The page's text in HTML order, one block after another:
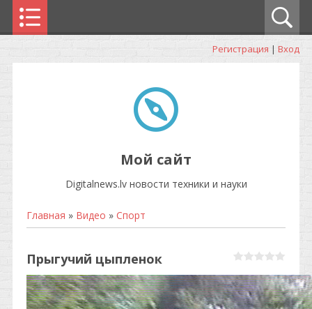
Регистрация | Вход
Мой сайт
Digitalnews.lv новости техники и науки
Главная » Видео » Спорт
Прыгучий цыпленок